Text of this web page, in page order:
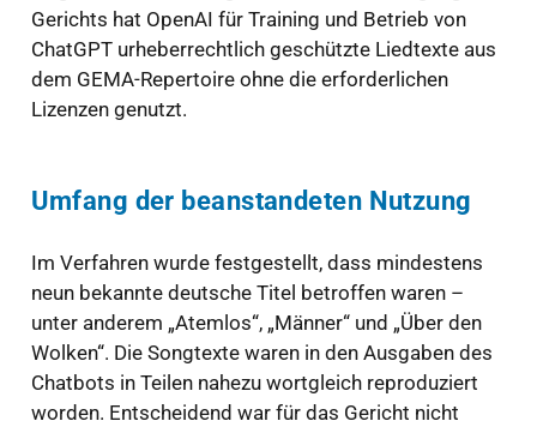
Gerichts hat OpenAI für Training und Betrieb von
ChatGPT urheberrechtlich geschützte Liedtexte aus
dem GEMA-Repertoire ohne die erforderlichen
Lizenzen genutzt.
Umfang der beanstandeten Nutzung
Im Verfahren wurde festgestellt, dass mindestens
neun bekannte deutsche Titel betroffen waren –
unter anderem „Atemlos“, „Männer“ und „Über den
Wolken“. Die Songtexte waren in den Ausgaben des
Chatbots in Teilen nahezu wortgleich reproduziert
worden. Entscheidend war für das Gericht nicht